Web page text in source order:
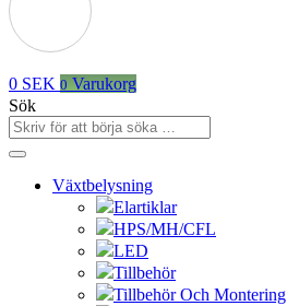
0 SEK 0 Varukorg
Sök
Växtbelysning
Elartiklar
HPS/MH/CFL
LED
Tillbehör
Tillbehör Och Montering